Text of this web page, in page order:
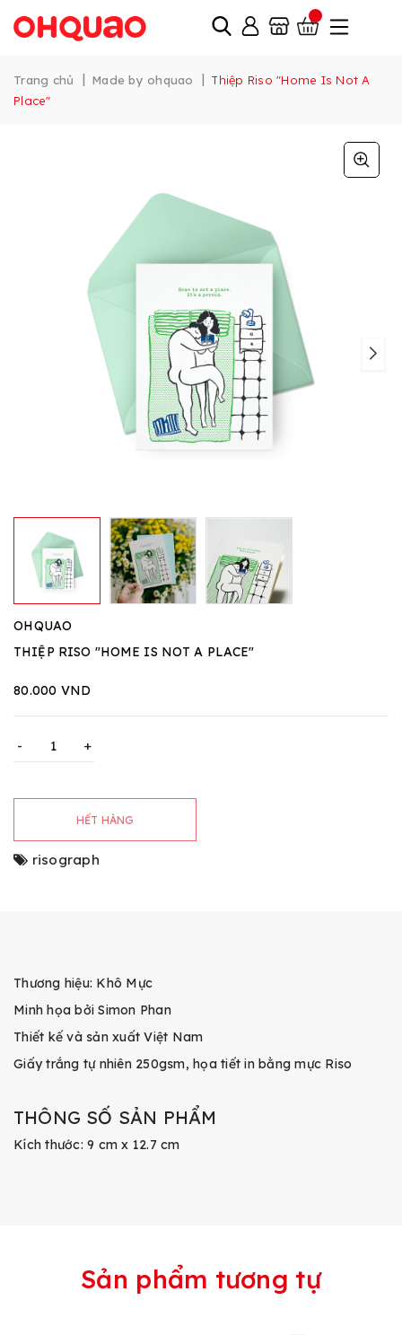
Trang chủ | Made by ohquao | Thiệp Riso "Home Is Not A
Place"
OHQUAO
THIỆP RISO "HOME IS NOT A PLACE"
80.000 VND
- +
HẾT HÀNG
risograph
Thương hiệu: Khô Mực
Minh họa bởi Simon Phan
Thiết kế và sản xuất Việt Nam
Giấy trắng tự nhiên 250gsm, họa tiết in bằng mực Riso
THÔNG SỐ SẢN PHẨM
Kích thước: 9 cm x 12.7 cm
Sản phẩm tương tự